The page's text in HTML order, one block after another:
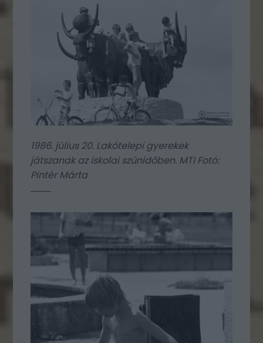
1986. július 20. Lakótelepi gyerekek
játszanak az iskolai szünidőben. MTI Fotó:
Pintér Márta